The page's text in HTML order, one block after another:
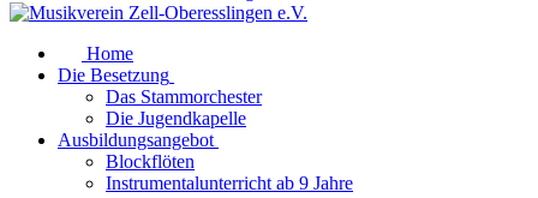
Home
Die Besetzung
Das Stammorchester
Die Jugendkapelle
Ausbildungsangebot
Blockflöten
Instrumentalunterricht ab 9 Jahre